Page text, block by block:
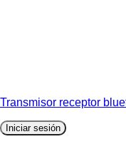
Transmisor receptor
Iniciar sesión